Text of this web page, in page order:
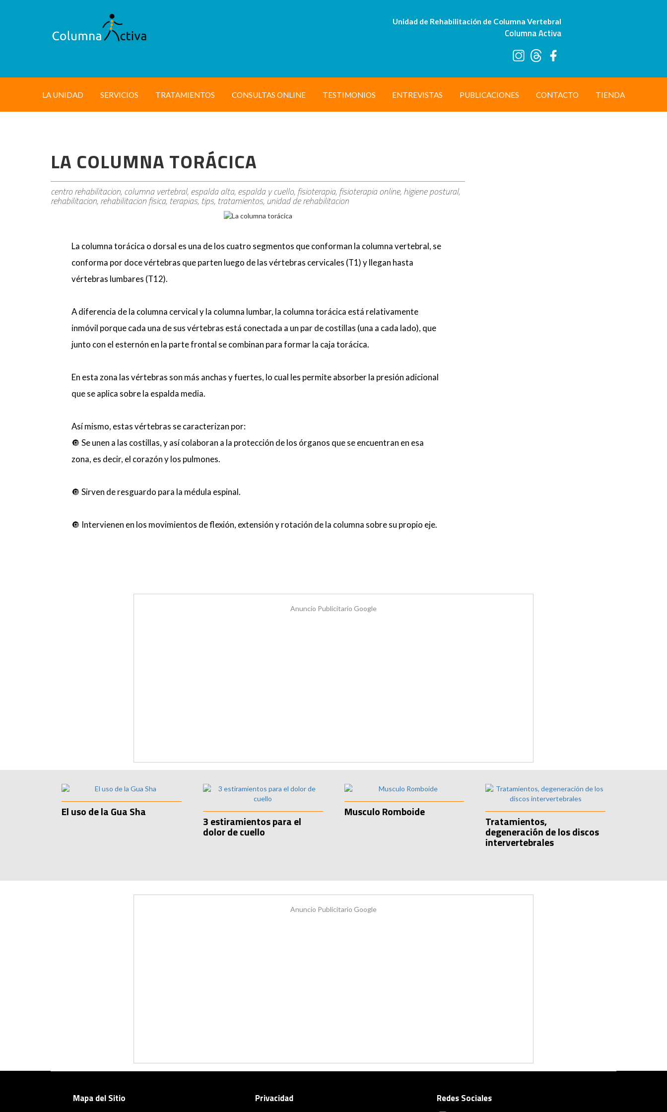
Unidad de Rehabilitación de Columna Vertebral
Columna Activa
LA UNIDAD SERVICIOS TRATAMIENTOS CONSULTAS ONLINE TESTIMONIOS ENTREVISTAS PUBLICACIONES CONTACTO TIENDA
LA COLUMNA TORÁCICA
centro rehabilitacion, columna vertebral, espalda alta, espalda y cuello, fisioterapia, fisioterapia online, higiene postural,
rehabilitacion, rehabilitacion fisica, terapias, tips, tratamientos, unidad de rehabilitacion
La columna torácica o dorsal es una de los cuatro segmentos que conforman la columna vertebral, se
conforma por doce vértebras que parten luego de las vértebras cervicales (T1) y llegan hasta
vértebras lumbares (T12).
A diferencia de la columna cervical y la columna lumbar, la columna torácica está relativamente
inmóvil porque cada una de sus vértebras está conectada a un par de costillas (una a cada lado), que
junto con el esternón en la parte frontal se combinan para formar la caja torácica.
En esta zona las vértebras son más anchas y fuertes, lo cual les permite absorber la presión adicional
que se aplica sobre la espalda media.
Así mismo, estas vértebras se caracterizan por:
🔘 Se unen a las costillas, y así colaboran a la protección de los órganos que se encuentran en esa
zona, es decir, el corazón y los pulmones.
🔘 Sirven de resguardo para la médula espinal.
🔘 Intervienen en los movimientos de flexión, extensión y rotación de la columna sobre su propio eje.
Anuncio Publicitario Google
El uso de la Gua Sha
3 estiramientos para el
dolor de cuello
Musculo Romboide
Tratamientos,
degeneración de los discos
intervertebrales
Anuncio Publicitario Google
Mapa del Sitio Privacidad Redes Sociales